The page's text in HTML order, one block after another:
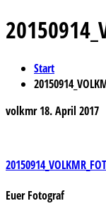
Start
volkmr 18. April 2017
Euer Fotograf